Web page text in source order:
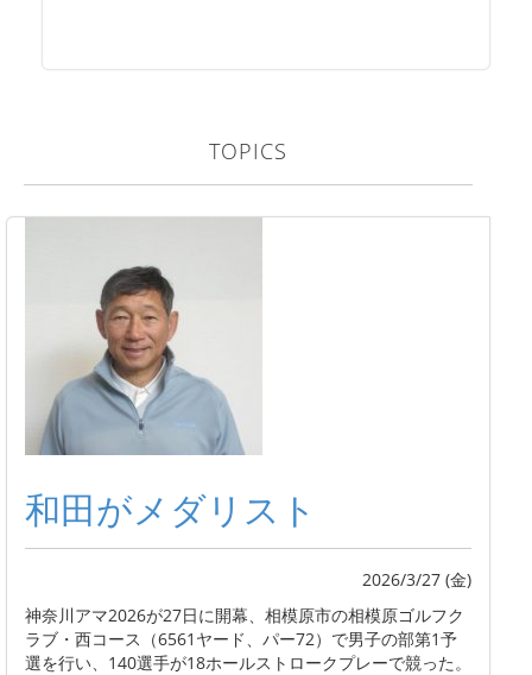
TOPICS
和田がメダリスト
2026/3/27 (金)
神奈川アマ2026が27日に開幕、相模原市の相模原ゴルフク
ラブ・西コース（6561ヤード、パー72）で男子の部第1予
選を行い、140選手が18ホールストロークプレーで競った。